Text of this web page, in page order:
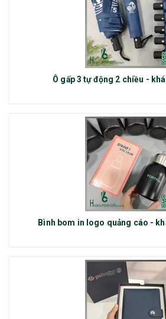
Ô gấp 3 tự động 2 chiều -
Bình bom in logo quảng cáo -